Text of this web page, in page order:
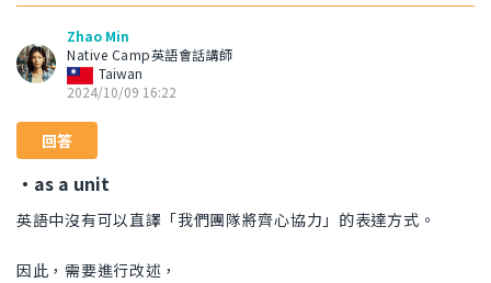
Zhao Min
Native Camp英語會話講師
Taiwan
2024/10/09 16:22
回答
・as a unit
英語中沒有可以直譯「我們團隊將齊心協力」的表達方式。
因此，需要進行改述，